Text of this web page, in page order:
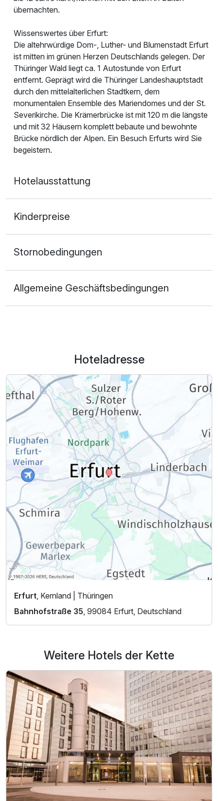
übernachten.
Wissenswertes über Erfurt:
Die altehrwürdige Dom-, Luther- und Blumenstadt Erfurt
ist mitten im grünen Herzen Deutschlands gelegen. Der
Thüringer Wald liegt ca. 1 Autostunde von Erfurt
entfernt. Geprägt wird die Thüringer Landeshauptstadt
durch den mittelalterlichen Stadtkern, dem
monumentalen Ensemble des Mariendomes und der St.
Severikirche. Die Krämerbrücke ist mit 120 m die längste
und mit 32 Häusern komplett bebaute und bewohnte
Brücke nördlich der Alpen. Ein Besuch Erfurts wird Sie
begeistern.
Hotelausstattung
Kinderpreise
Stornobedingungen
Allgemeine Geschäftsbedingungen
Hoteladresse
Erfurt , Kernland | Thüringen
Bahnhofstraße 35 , 99084 Erfurt, Deutschland
Weitere Hotels der Kette